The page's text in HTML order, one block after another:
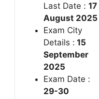
Last Date : 17
August 2025
Exam City
Details : 15
September
2025
Exam Date :
29-30